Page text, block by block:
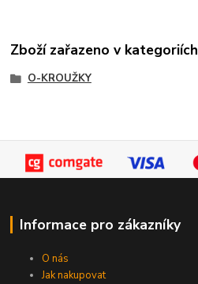
Zboží zařazeno v kategoriích
O-KROUŽKY
Informace pro zákazníky
O nás
Jak nakupovat